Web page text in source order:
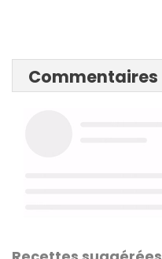
Commentaires